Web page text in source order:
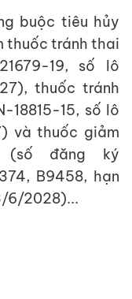
buộc tiêu hủy
thuốc tránh thai
19, số lô
thuốc tránh
18815-15, số lô
và thuốc giảm
(số đăng ký
B9458, hạn
6/2028)...